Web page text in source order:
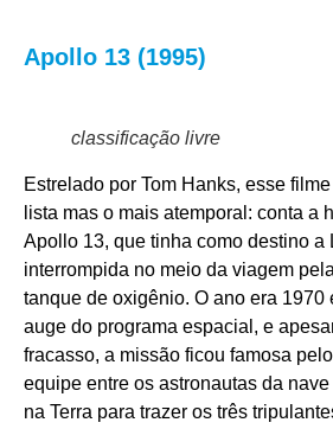
Apollo 13 (1995)
classificação livre
Estrelado por Tom Hanks, esse
lista mas o mais atemporal: conta a
Apollo 13, que tinha como destino a
interrompida no meio da viagem
tanque de oxigênio. O ano era 1970
auge do programa espacial, e
fracasso, a missão ficou famosa
equipe entre os astronautas da
na Terra para trazer os três